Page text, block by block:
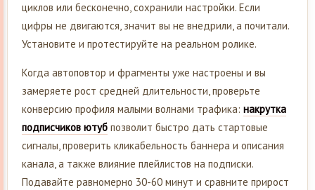
циклов или бесконечно, сохранили настройки. Если
цифры не двигаются, значит вы не внедрили, а почитали.
Установите и протестируйте на реальном ролике.
Когда автоповтор и фрагменты уже настроены и вы
замеряете рост средней длительности, проверьте
конверсию профиля малыми волнами трафика: накрутка
подписчиков ютуб позволит быстро дать стартовые
сигналы, проверить кликабельность баннера и описания
канала, а также влияние плейлистов на подписки.
Подавайте равномерно 30-60 минут и сравните прирост